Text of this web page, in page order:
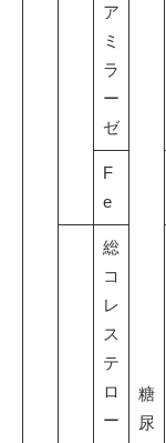
糖
尿
ア
ミ
ラ
ー
ゼ
F
e
総
コ
レ
ス
テ
ロ
ー